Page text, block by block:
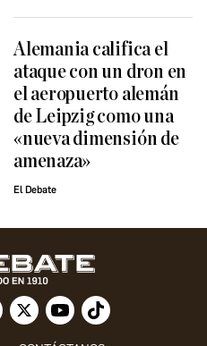
Alemania califica el
ataque con un dron en
el aeropuerto alemán
de Leipzig como una
«nueva dimensión de
amenaza»
El Debate